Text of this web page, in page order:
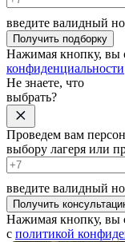
введите валидный
Получить подборку
Нажимая кнопку, вы
конфиденциальности
Не знаете, что
выбрать?
Проведем вам
выбору лагеря или
введите валидный
Получить
Нажимая кнопку, вы
с политикой